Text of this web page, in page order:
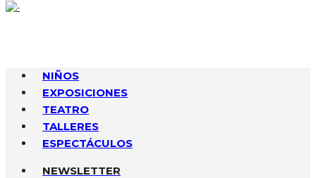
NIÑOS
EXPOSICIONES
TEATRO
TALLERES
ESPECTÁCULOS
NEWSLETTER